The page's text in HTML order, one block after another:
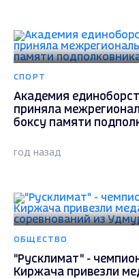
СПОРТ
Академия
приняла
боксу памяти
год назад
ОБЩЕСТВО
"Русклимат" -
Киржача привезли